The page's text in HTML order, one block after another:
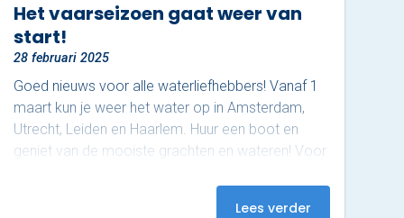
Het vaarseizoen gaat weer van
start!
28 februari 2025
Goed nieuws voor alle waterliefhebbers! Vanaf 1
maart kun je weer het water op in Amsterdam,
Utrecht, Leiden en Haarlem. Huur een boot en
geniet van de mooiste grachten en wateren! Voor
moet je nog even wachten, daar start het
Lees verder